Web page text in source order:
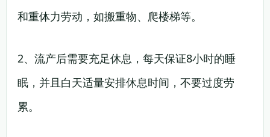
和重体力劳动，如搬重物、爬楼梯等。
2、流产后需要充足休息，每天保证8小时的睡
眠，并且白天适量安排休息时间，不要过度劳
累。